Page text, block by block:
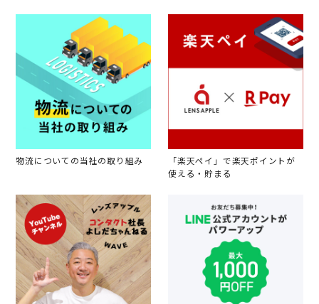
物流についての当社の取り組み
「楽天ペイ」で楽天ポイントが
使える・貯まる